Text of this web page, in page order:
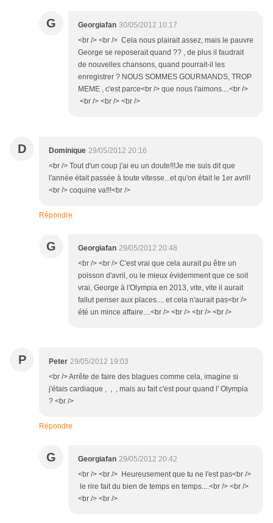
G Georgiafan 30/05/2012 10:17
<br /> <br /> Cela nous plairait assez, mais le pauvre
George se reposerait quand ?? , de plus il faudrait
de nouvelles chansons, quand pourrait-il les
enregistrer ? NOUS SOMMES GOURMANDS, TROP
MEME , c'est parce<br /> que nous l'aimons....<br />
<br /> <br /> <br />
D Dominique 29/05/2012 20:16
<br /> Tout d'un coup j'ai eu un doute!!!Je me suis dit que
l'année était passée à toute vitesse...et qu'on était le 1er avril!
<br /> coquine va!!!<br />
Répondre
G Georgiafan 29/05/2012 20:48
<br /> <br /> C'est vrai que cela aurait pu être un
poisson d'avril, ou le mieux évidemment que ce soit
vrai, George à l'Olympia en 2013, vite, vite il aurait
fallut penser aux places.... et cela n'aurait pas<br />
été un mince affaire....<br /> <br /> <br /> <br />
P Peter 29/05/2012 19:03
<br /> Arrête de faire des blagues comme cela, imagine si
j'étais cardiaque , , , mais au fait c'est pour quand l' Olympia
? <br />
Répondre
G Georgiafan 29/05/2012 20:42
<br /> <br /> Heureusement que tu ne l'est pas<br />
le rire fait du bien de temps en temps....<br /> <br />
<br /> <br />